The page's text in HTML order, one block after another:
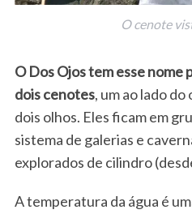
O cenote
O Dos Ojos tem esse
dois cenotes, um ao lado
dois olhos. Eles ficam em
sistema de galerias e
explorados de cilindro
A temperatura da água é